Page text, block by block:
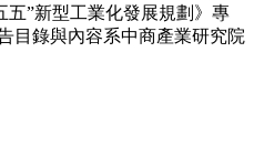
”新型工業化發展規劃》專
目錄與內容系中商產業研究院